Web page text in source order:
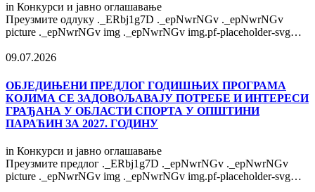
in Конкурси и јавно оглашавање
Преузмите одлуку ._ERbj1g7D ._epNwrNGv ._epNwrNGv
picture ._epNwrNGv img ._epNwrNGv img.pf-placeholder-svg…
09.07.2026
OБЈЕДИЊЕНИ ПРЕДЛОГ ГОДИШЊИХ ПРОГРАМА
КОЈИМА СЕ ЗАДОВОЉАВАЈУ ПОТРЕБЕ И ИНТЕРЕСИ
ГРАЂАНА У ОБЛАСТИ СПОРТА У ОПШТИНИ
ПАРАЋИН ЗА 2027. ГОДИНУ
in Конкурси и јавно оглашавање
Преузмите предлог ._ERbj1g7D ._epNwrNGv ._epNwrNGv
picture ._epNwrNGv img ._epNwrNGv img.pf-placeholder-svg…